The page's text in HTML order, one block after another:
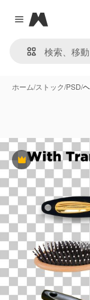
Close menu
Magnific
ホーム/ストック/PSD/
Premium